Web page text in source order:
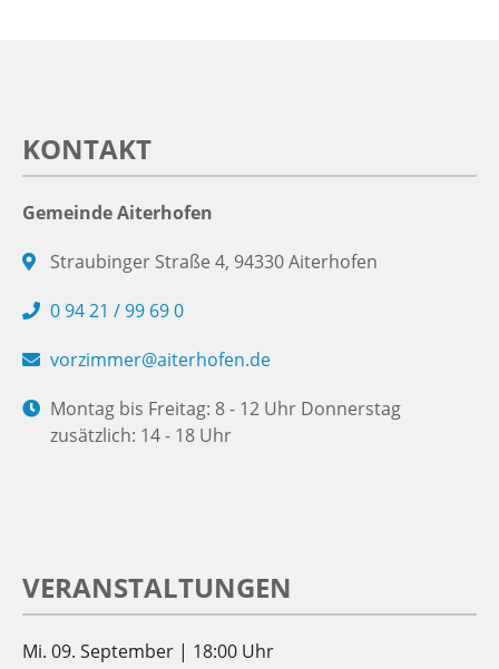
KONTAKT
Gemeinde Aiterhofen
Straubinger Straße 4, 94330 Aiterhofen
0 94 21 / 99 69 0
vorzimmer@aiterhofen.de
Montag bis Freitag: 8 - 12 Uhr Donnerstag
zusätzlich: 14 - 18 Uhr
VERANSTALTUNGEN
Mi. 09. September | 18:00 Uhr